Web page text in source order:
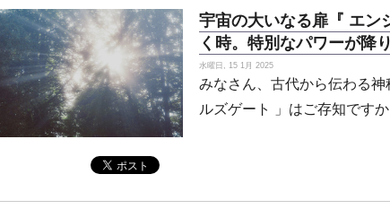
宇宙の大いなる扉『 エン
く時。特別なパワーが降
水曜日, 15 1月 2025
みなさん、古代から伝わる神
ルズゲート 」はご存知です